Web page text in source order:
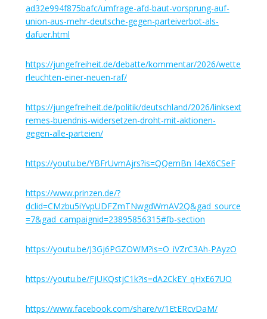
ad32e994f875bafc/umfrage-afd-baut-vorsprung-auf-
union-aus-mehr-deutsche-gegen-parteiverbot-als-
dafuer.html
https://jungefreiheit.de/debatte/kommentar/2026/wette
rleuchten-einer-neuen-raf/
https://jungefreiheit.de/politik/deutschland/2026/linksext
remes-buendnis-widersetzen-droht-mit-aktionen-
gegen-alle-parteien/
https://youtu.be/YBFrUvmAjrs?is=QQemBn_l4eX6CSeF
https://www.prinzen.de/?
dclid=CMzbu5iYvpUDFZmTNwgdWmAV2Q&gad_source
=7&gad_campaignid=23895856315#fb-section
https://youtu.be/J3Gj6PGZOWM?is=O_iVZrC3Ah-PAyzO
https://youtu.be/FjUKQstjC1k?is=dA2CkEY_qHxE67UO
https://www.facebook.com/share/v/1EtERcvDaM/